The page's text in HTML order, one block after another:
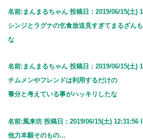
名前:まんまるちゃん 投稿日：2019/06/15(土)
シンジとラグナの乞食放送見すぎてまるざん
な
名前:まんまるちゃん 投稿日：2019/06/15(土)
チムメンやフレンドは利用するだけの
養分と考えている事がハッキリしたな
名前:風来坊 投稿日：2019/06/15(土) 12:31:56
他力本願そのもの…